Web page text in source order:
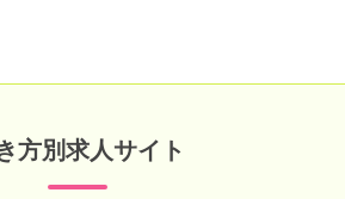
方別求人サイト